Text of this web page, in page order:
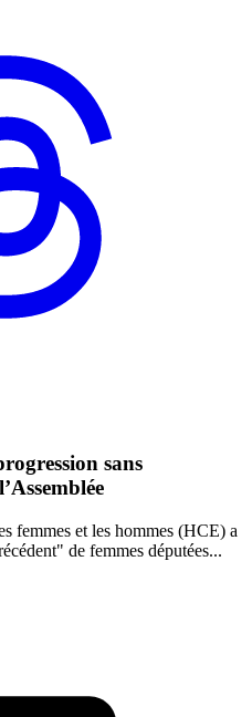
sans
femmes et les hommes (HCE) a
de femmes députées...